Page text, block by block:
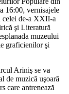
16:00, vernisajele
celei de-a XXII-a
şi Literatură
muzeului
graficienilor şi
Ariniş se va
de muzică uşoară
care antrenează